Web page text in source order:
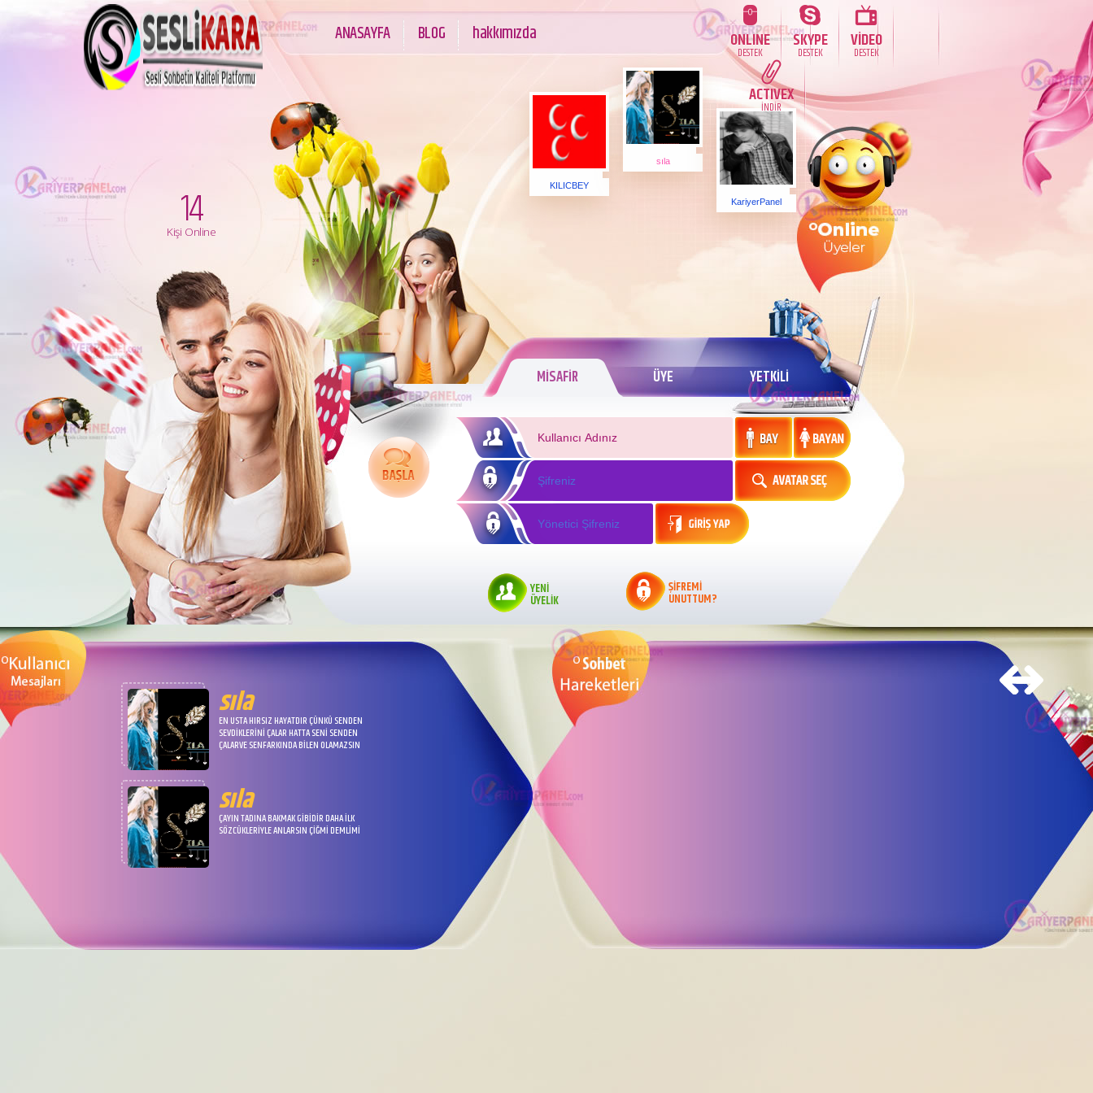
ONLINE
DESTEK
SKYPE
DESTEK
VİDEO
DESTEK
ACTIVEX
İNDİR
ANASAYFA BLOG hakkımızda
YENİ
ÜYELİK
ŞİFREMİ
UNUTTUM?
14
Kişi Online
MİSAFİR ÜYE YETKİLİ
KILICBEY
sıla
KariyerPanel
sıla
EN USTA HIRSIZ HAYATDIR ÇÜNKÜ SENDEN
SEVDİKLERİNİ ÇALAR HATTA SENİ SENDEN
ÇALARVE SENFARKINDA BİLEN OLAMAZSIN
sıla
ÇAYIN TADINA BAKMAK GİBİDİR DAHA İLK
SÖZCÜKLERİYLE ANLARSIN ÇİĞMİ DEMLİMİ